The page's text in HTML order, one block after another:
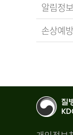
알림정보
손상예